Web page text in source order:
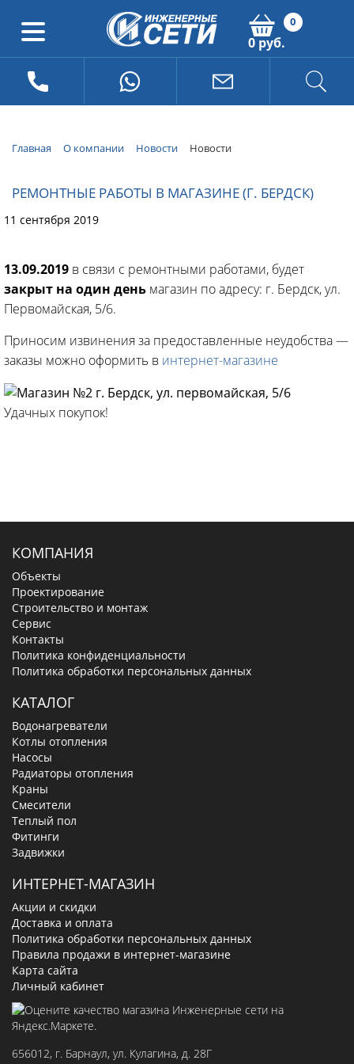
0
0 руб.
Главная О компании Новости Новости
РЕМОНТНЫЕ РАБОТЫ В МАГАЗИНЕ (Г. БЕРДСК)
11 сентября 2019
13.09.2019 в связи с ремонтными работами, будет
закрыт на один день магазин по адресу: г. Бердск, ул.
Первомайская, 5/6.
Приносим извинения за предоставленные неудобства —
заказы можно оформить в интернет-магазине
Удачных покупок!
КОМПАНИЯ
Объекты
Проектирование
Строительство и монтаж
Сервис
Контакты
Политика конфиденциальности
Политика обработки персональных данных
КАТАЛОГ
Водонагреватели
Котлы отопления
Насосы
Радиаторы отопления
Краны
Смесители
Теплый пол
Фитинги
Задвижки
ИНТЕРНЕТ-МАГАЗИН
Акции и скидки
Доставка и оплата
Политика обработки персональных данных
Правила продажи в интернет-магазине
Карта сайта
Личный кабинет
656012, г. Барнаул, ул. Кулагина, д. 28Г